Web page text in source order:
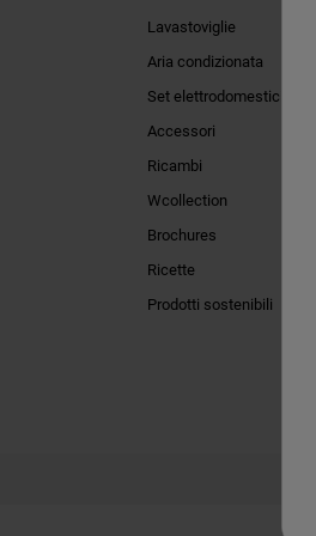
Lavastoviglie
Aria condizionata
Set elettrodomestici
Accessori
Ricambi
Wcollection
Brochures
Ricette
Prodotti sostenibili